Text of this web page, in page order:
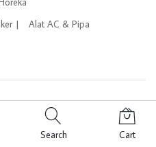
Search Cart
Alat AC & Pipa
In.